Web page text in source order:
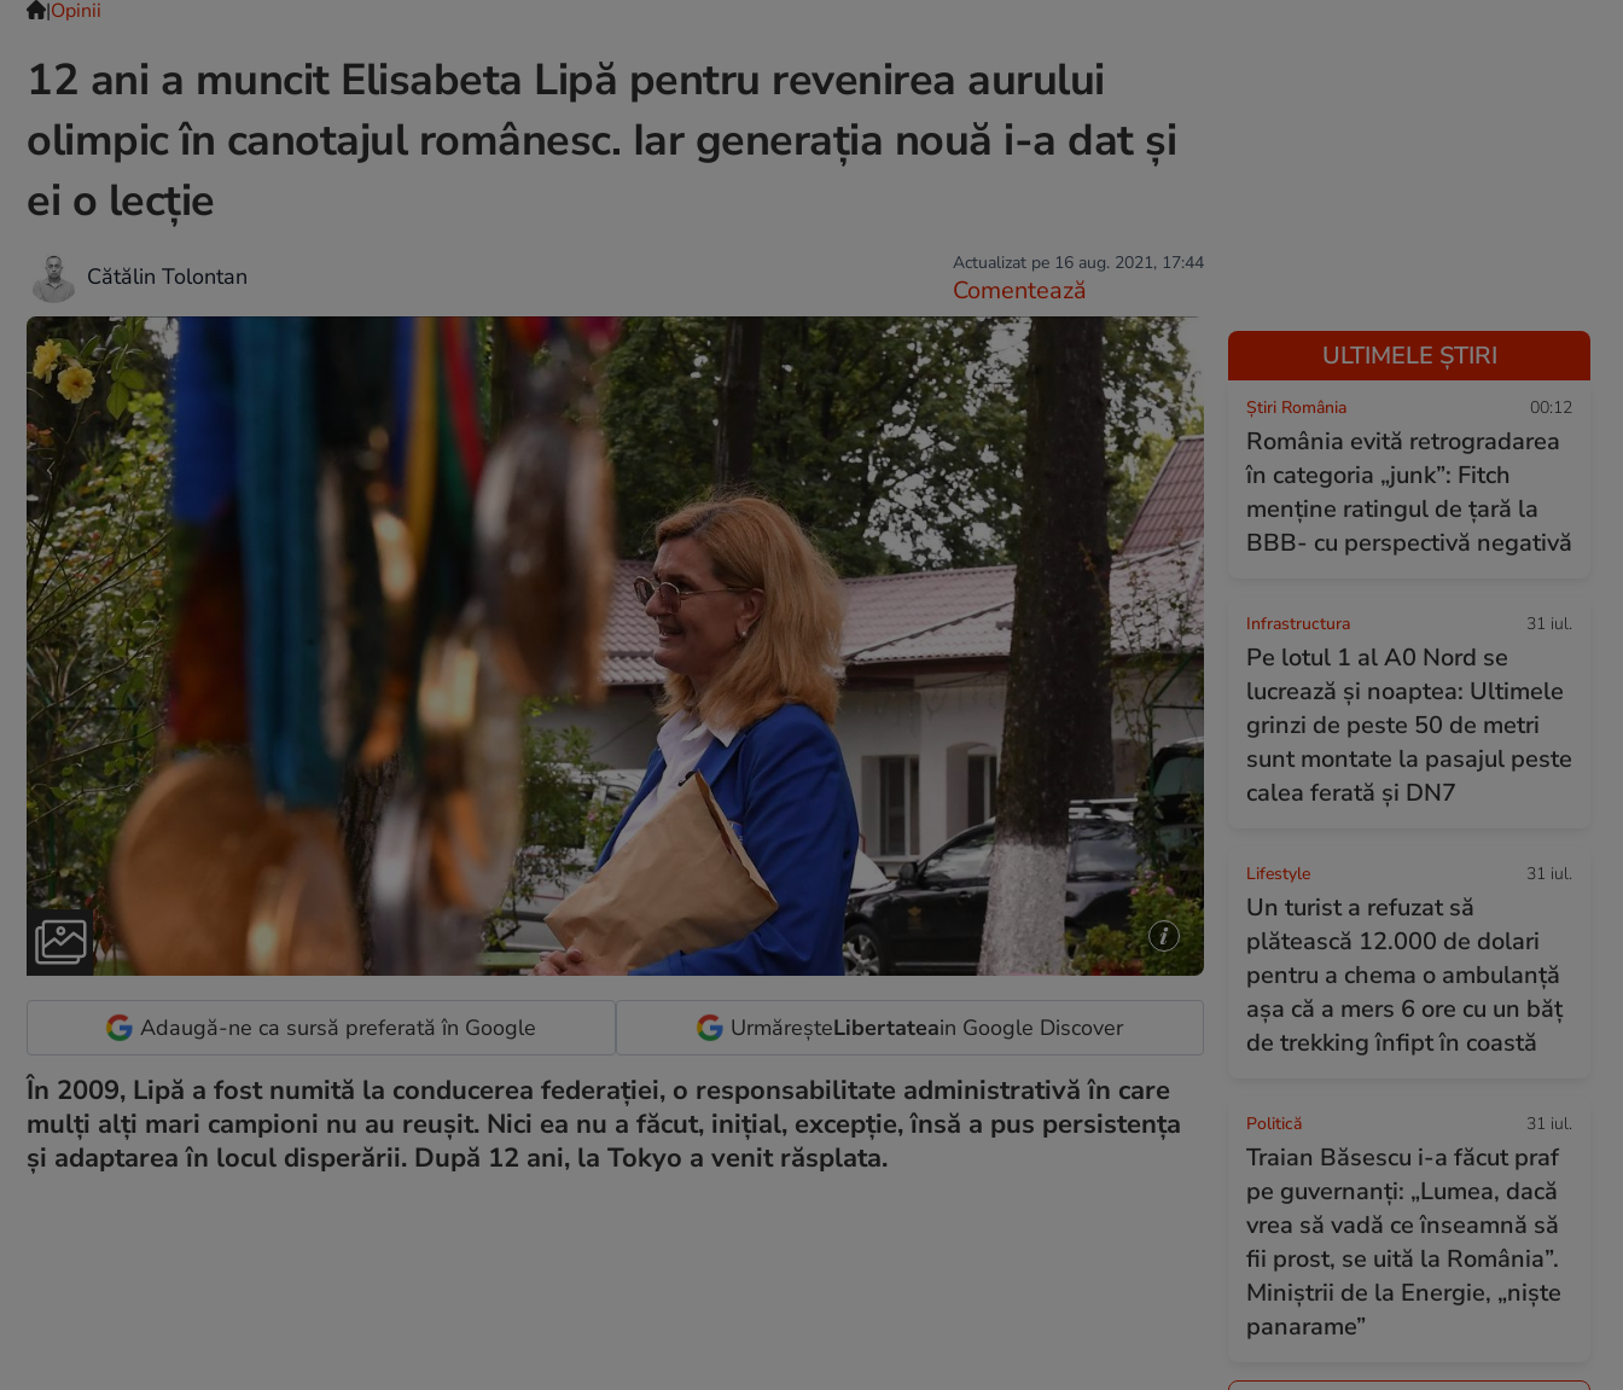
|Opinii
12 ani a muncit Elisabeta Lipă pentru revenirea aurului
olimpic în canotajul românesc. Iar generația nouă i-a dat și
ei o lecție
Cătălin Tolontan Actualizat pe 16 aug. 2021, 17:44
Comentează
Adaugă-ne ca sursă preferată în Google UrmăreșteLibertateain Google Discover
În 2009, Lipă a fost numită la conducerea federației, o responsabilitate administrativă în care
mulți alți mari campioni nu au reușit. Nici ea nu a făcut, inițial, excepție, însă a pus persistența
și adaptarea în locul disperării. După 12 ani, la Tokyo a venit răsplata.
ULTIMELE ȘTIRI
Știri România 00:12
România evită retrogradarea
în categoria „junk”: Fitch
menține ratingul de țară la
BBB- cu perspectivă negativă
Infrastructura 31 iul.
Pe lotul 1 al A0 Nord se
lucrează și noaptea: Ultimele
grinzi de peste 50 de metri
sunt montate la pasajul peste
calea ferată și DN7
Lifestyle 31 iul.
Un turist a refuzat să
plătească 12.000 de dolari
pentru a chema o ambulanță
așa că a mers 6 ore cu un băț
de trekking înfipt în coastă
Politică 31 iul.
Traian Băsescu i-a făcut praf
pe guvernanți: „Lumea, dacă
vrea să vadă ce înseamnă să
fii prost, se uită la România”.
Miniștrii de la Energie, „niște
panarame”